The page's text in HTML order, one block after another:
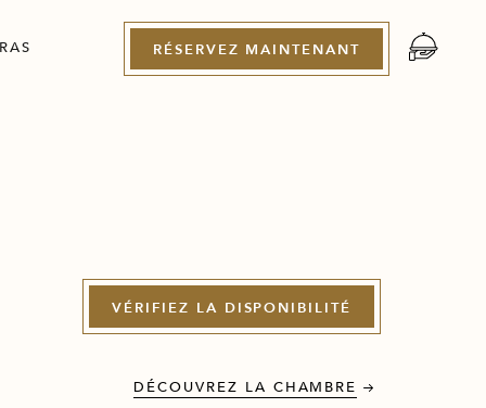
RÉSERVEZ MAINTENANT
VÉRIFIEZ LA DISPONIBILITÉ
DÉCOUVREZ LA CHAMBRE